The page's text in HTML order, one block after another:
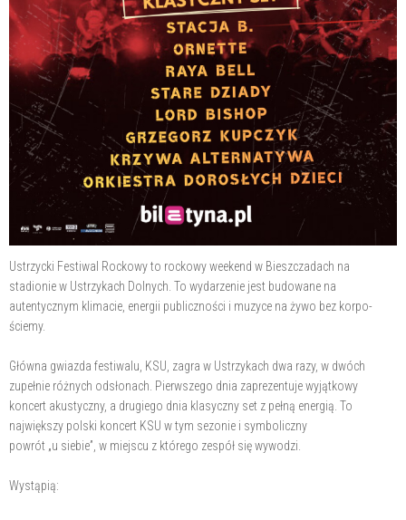
Ustrzycki Festiwal Rockowy to rockowy weekend w Bieszczadach na
stadionie w Ustrzykach Dolnych. To wydarzenie jest budowane na
autentycznym klimacie, energii publiczności i muzyce na żywo bez korpo-
ściemy.
Główna gwiazda festiwalu, KSU, zagra w Ustrzykach dwa razy, w dwóch
zupełnie różnych odsłonach. Pierwszego dnia zaprezentuje wyjątkowy
koncert akustyczny, a drugiego dnia klasyczny set z pełną energią. To
największy polski koncert KSU w tym sezonie i symboliczny
powrót „u siebie”, w miejscu z którego zespół się wywodzi.
Wystąpią: